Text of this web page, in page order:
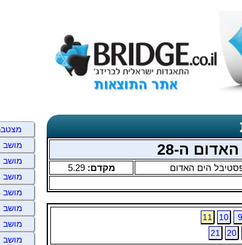
ה-28
הים האדום מקדם:5.29
9
10
11
20
21
מושב 1
מושב 2
מושב 3
מושב 4
מושב 5
מושב 6
מושב 7